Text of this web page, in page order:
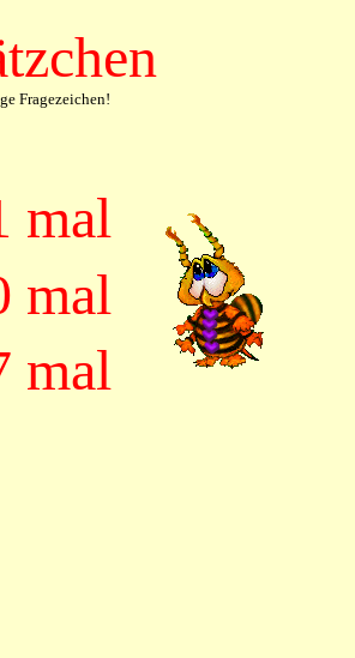
Fragezeichen!
mal
mal
mal